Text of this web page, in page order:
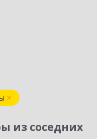
из соседних